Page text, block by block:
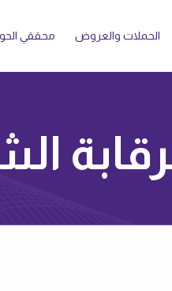
الحملات والعروض‌ محققي